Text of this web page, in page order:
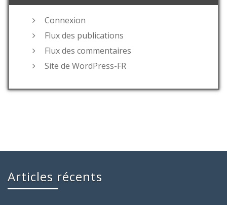
Connexion
Flux des publications
Flux des commentaires
Site de WordPress-FR
Articles récents